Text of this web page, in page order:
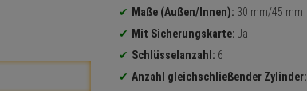
Maße (Außen/Innen): 30 mm/45 mm
Mit Sicherungskarte: Ja
Schlüsselanzahl: 6
Anzahl gleichschließender Zylinder: